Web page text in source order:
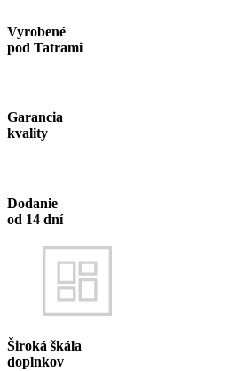
Vyrobené
pod Tatrami
Garancia
kvality
Dodanie
od 14 dní
Široká škála
doplnkov